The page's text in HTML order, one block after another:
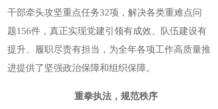
干部牵头攻坚重点任务32项，解决各类重难点问
题156件，真正实现党建引领有成效、队伍建设有
提升、履职尽责有担当，为全年各项工作高质量推
进提供了坚强政治保障和组织保障。
重拳执法，规范秩序